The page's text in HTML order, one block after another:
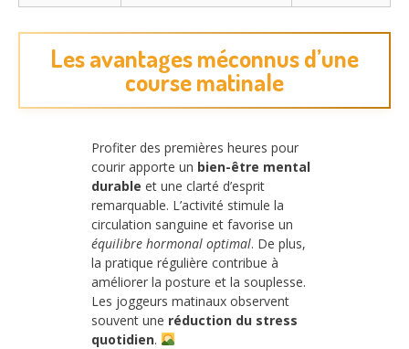
Les avantages méconnus d’une
course matinale
Profiter des premières heures pour
courir apporte un bien-être mental
durable et une clarté d’esprit
remarquable. L’activité stimule la
circulation sanguine et favorise un
équilibre hormonal optimal. De plus,
la pratique régulière contribue à
améliorer la posture et la souplesse.
Les joggeurs matinaux observent
souvent une réduction du stress
quotidien.